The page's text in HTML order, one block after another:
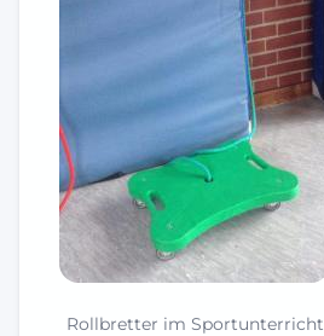
Rollbretter im Sportunterricht